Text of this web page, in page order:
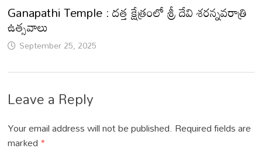
Ganapathi Temple : దత్త క్షేత్రంలో శ్రీ దేవి శరన్నవరాత్రి
ఉత్సవాలు
September 25, 2025
Leave a Reply
Your email address will not be published. Required fields are
marked*